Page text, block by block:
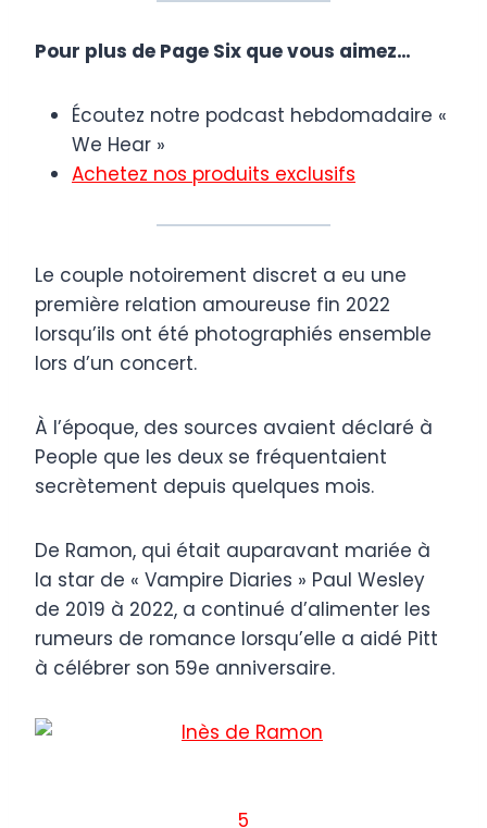
Pour plus de Page Six que vous aimez…
Écoutez notre podcast hebdomadaire «
We Hear »
Achetez nos produits exclusifs
Le couple notoirement discret a eu une
première relation amoureuse fin 2022
lorsqu’ils ont été photographiés ensemble
lors d’un concert.
À l’époque, des sources avaient déclaré à
People que les deux se fréquentaient
secrètement depuis quelques mois.
De Ramon, qui était auparavant mariée à
la star de « Vampire Diaries » Paul Wesley
de 2019 à 2022, a continué d’alimenter les
rumeurs de romance lorsqu’elle a aidé Pitt
à célébrer son 59e anniversaire.
5